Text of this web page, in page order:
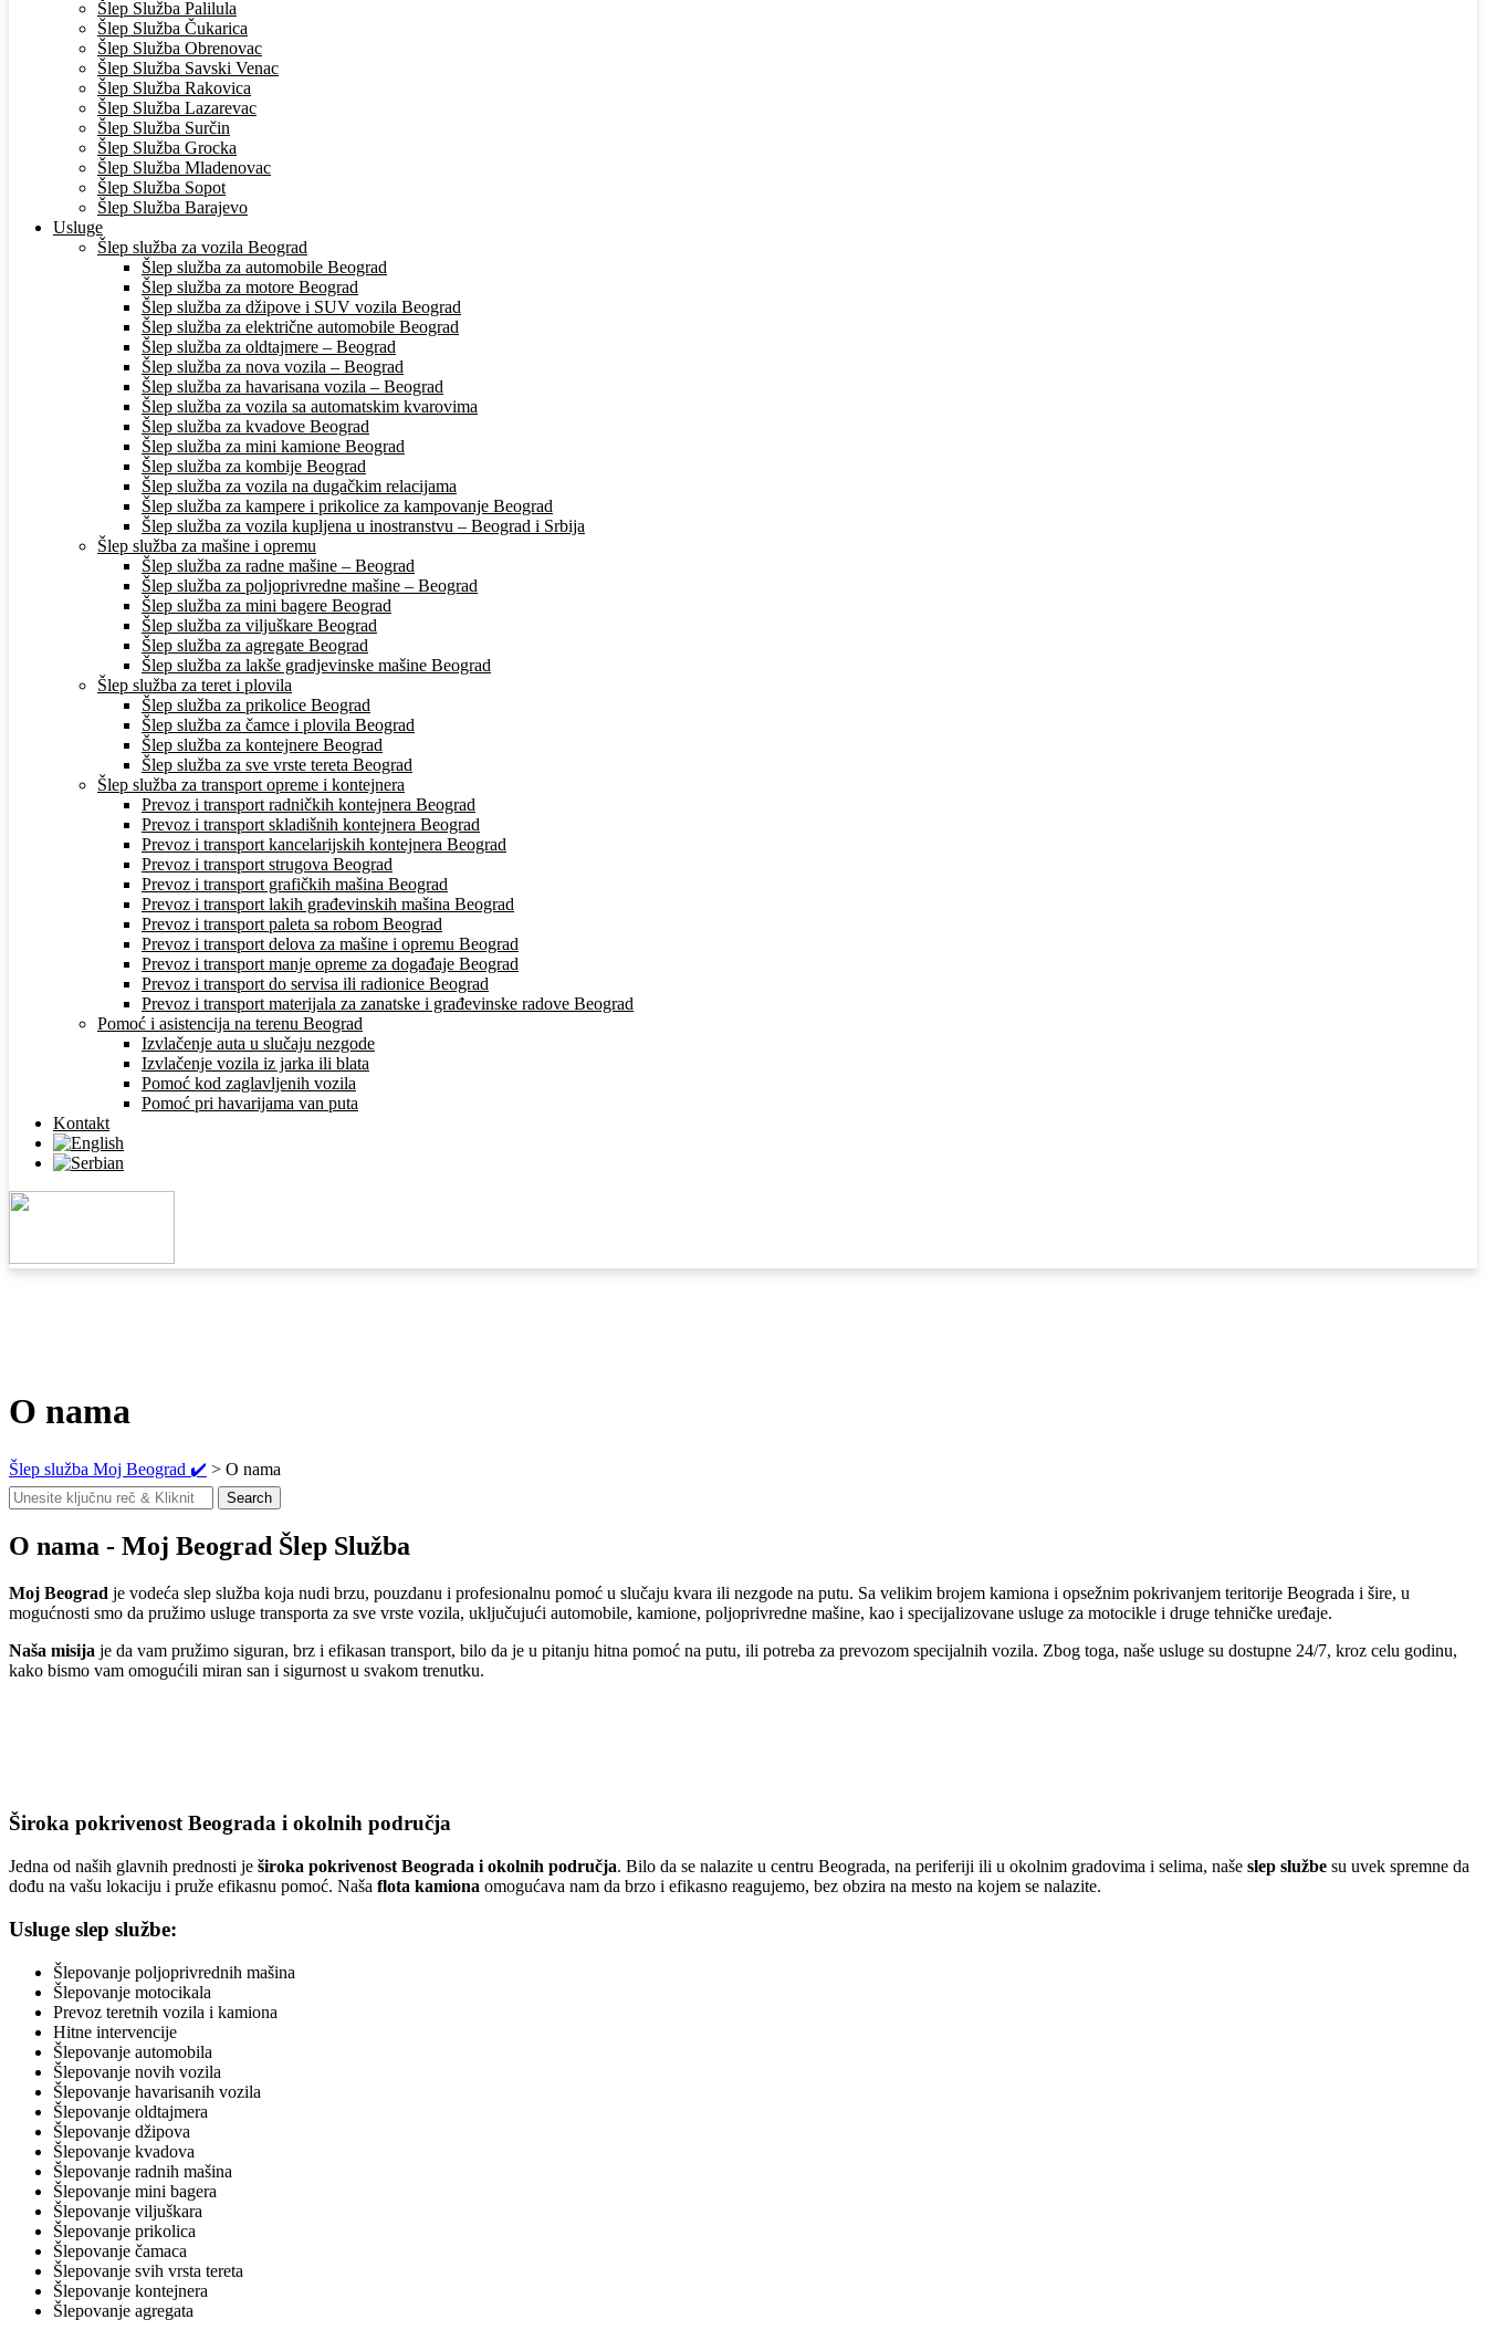
Šlep Služba Palilula
Šlep Služba Čukarica
Šlep Služba Obrenovac
Šlep Služba Savski Venac
Šlep Služba Rakovica
Šlep Služba Lazarevac
Šlep Služba Surčin
Šlep Služba Grocka
Šlep Služba Mladenovac
Šlep Služba Sopot
Šlep Služba Barajevo
Usluge
Šlep služba za vozila Beograd
Šlep služba za automobile Beograd
Šlep služba za motore Beograd
Šlep služba za džipove i SUV vozila Beograd
Šlep služba za električne automobile Beograd
Šlep služba za oldtajmere – Beograd
Šlep služba za nova vozila – Beograd
Šlep služba za havarisana vozila – Beograd
Šlep služba za vozila sa automatskim kvarovima
Šlep služba za kvadove Beograd
Šlep služba za mini kamione Beograd
Šlep služba za kombije Beograd
Šlep služba za vozila na dugačkim relacijama
Šlep služba za kampere i prikolice za kampovanje Beograd
Šlep služba za vozila kupljena u inostranstvu – Beograd i Srbija
Šlep služba za mašine i opremu
Šlep služba za radne mašine – Beograd
Šlep služba za poljoprivredne mašine – Beograd
Šlep služba za mini bagere Beograd
Šlep služba za viljuškare Beograd
Šlep služba za agregate Beograd
Šlep služba za lakše gradjevinske mašine Beograd
Šlep služba za teret i plovila
Šlep služba za prikolice Beograd
Šlep služba za čamce i plovila Beograd
Šlep služba za kontejnere Beograd
Šlep služba za sve vrste tereta Beograd
Šlep služba za transport opreme i kontejnera
Prevoz i transport radničkih kontejnera Beograd
Prevoz i transport skladišnih kontejnera Beograd
Prevoz i transport kancelarijskih kontejnera Beograd
Prevoz i transport strugova Beograd
Prevoz i transport grafičkih mašina Beograd
Prevoz i transport lakih građevinskih mašina Beograd
Prevoz i transport paleta sa robom Beograd
Prevoz i transport delova za mašine i opremu Beograd
Prevoz i transport manje opreme za događaje Beograd
Prevoz i transport do servisa ili radionice Beograd
Prevoz i transport materijala za zanatske i građevinske radove Beograd
Pomoć i asistencija na terenu Beograd
Izvlačenje auta u slučaju nezgode
Izvlačenje vozila iz jarka ili blata
Pomoć kod zaglavljenih vozila
Pomoć pri havarijama van puta
Kontakt
O nama
Šlep služba Moj Beograd ✔️ > O nama
Search
for:
Search
O nama - Moj Beograd Šlep Služba
Moj Beograd je vodeća slep služba koja nudi brzu, pouzdanu i profesionalnu pomoć u slučaju kvara ili nezgode na putu. Sa velikim brojem kamiona i opsežnim pokrivanjem teritorije Beograda i šire, u
mogućnosti smo da pružimo usluge transporta za sve vrste vozila, uključujući automobile, kamione, poljoprivredne mašine, kao i specijalizovane usluge za motocikle i druge tehničke uređaje.
Naša misija je da vam pružimo siguran, brz i efikasan transport, bilo da je u pitanju hitna pomoć na putu, ili potreba za prevozom specijalnih vozila. Zbog toga, naše usluge su dostupne 24/7, kroz celu godinu,
kako bismo vam omogućili miran san i sigurnost u svakom trenutku.
Široka pokrivenost Beograda i okolnih područja
Jedna od naših glavnih prednosti je široka pokrivenost Beograda i okolnih područja. Bilo da se nalazite u centru Beograda, na periferiji ili u okolnim gradovima i selima, naše slep službe su uvek spremne da
dođu na vašu lokaciju i pruže efikasnu pomoć. Naša flota kamiona omogućava nam da brzo i efikasno reagujemo, bez obzira na mesto na kojem se nalazite.
Usluge slep službe:
Šlepovanje poljoprivrednih mašina
Šlepovanje motocikala
Prevoz teretnih vozila i kamiona
Hitne intervencije
Šlepovanje automobila
Šlepovanje novih vozila
Šlepovanje havarisanih vozila
Šlepovanje oldtajmera
Šlepovanje džipova
Šlepovanje kvadova
Šlepovanje radnih mašina
Šlepovanje mini bagera
Šlepovanje viljuškara
Šlepovanje prikolica
Šlepovanje čamaca
Šlepovanje svih vrsta tereta
Šlepovanje kontejnera
Šlepovanje agregata